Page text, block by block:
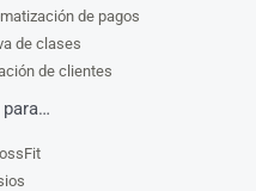
de pagos
de clases
de clientes